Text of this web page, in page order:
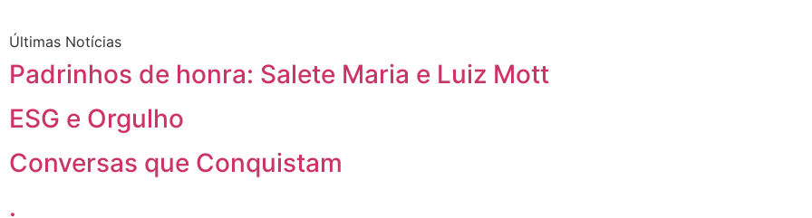
Últimas Notícias
Padrinhos de honra: Salete Maria e Luiz Mott
ESG e Orgulho
Conversas que Conquistam
.